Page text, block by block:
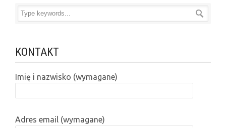
KONTAKT
Imię i nazwisko (wymagane)
Adres email (wymagane)